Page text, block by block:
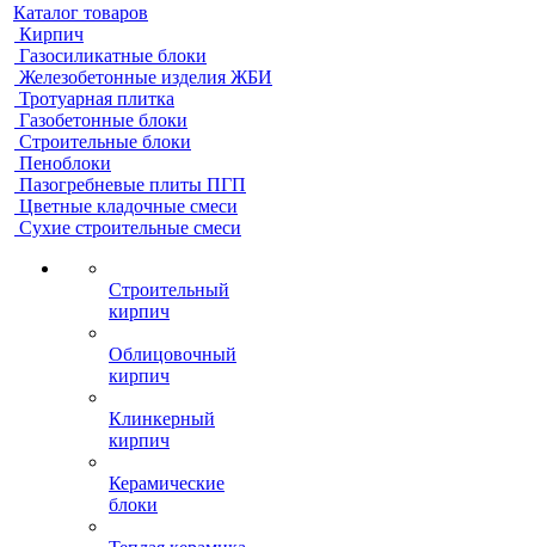
Каталог товаров
Кирпич
Газосиликатные блоки
Железобетонные изделия ЖБИ
Тротуарная плитка
Газобетонные блоки
Строительные блоки
Пеноблоки
Пазогребневые плиты ПГП
Цветные кладочные смеси
Сухие строительные смеси
Строительный
кирпич
Облицовочный
кирпич
Клинкерный
кирпич
Керамические
блоки